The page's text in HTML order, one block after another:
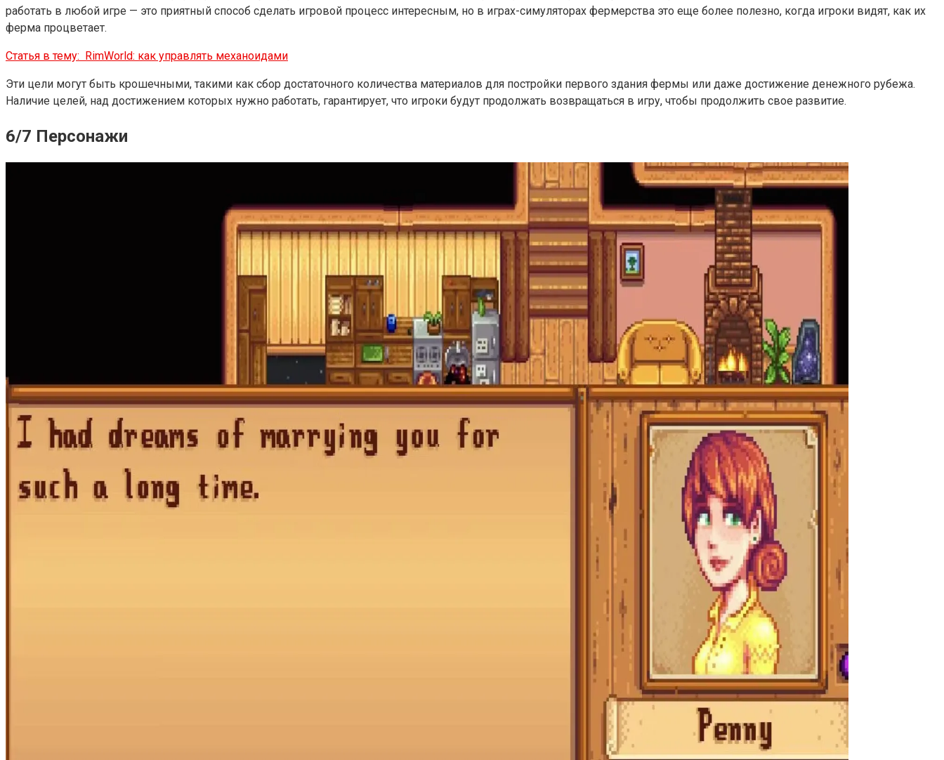
работать в любой игре — это приятный способ сделать игровой процесс интересным, но в играх-симуляторах фермерства это еще более полезно, когда игроки видят, как их
ферма процветает.
Статья в тему: RimWorld: как управлять механоидами
Эти цели могут быть крошечными, такими как сбор достаточного количества материалов для постройки первого здания фермы или даже достижение денежного рубежа.
Наличие целей, над достижением которых нужно работать, гарантирует, что игроки будут продолжать возвращаться в игру, чтобы продолжить свое развитие.
6/7 Персонажи